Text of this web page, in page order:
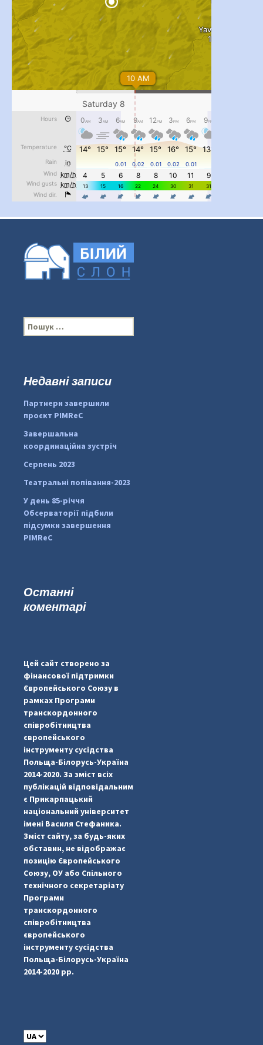
#PipIvanToday...
pimrec_project
#PipIvanToday
pimrec_project
#PipIvanToday
П
о
:Недавні записи
Партнери завершили
проєкт PIMReC
Завершальна
координаційна зустріч
Серпень 2023
Театральні попівання-2023
У день 85-річчя
Обсерваторії підбили
підсумки завершення
PIMReC
Останні
коментарі
Цей сайт створено за
фінансової підтримки
Європейського Союзу в
рамках Програми
транскордонного
співробітництва
європейського
інструменту сусідства
Польща-Білорусь-Україна
2014-2020. За зміст всіх
публікацій відповідальним
є Прикарпацький
національний університет
імені Василя Стефаника.
Зміст сайту, за будь-яких
обставин, не відображає
позицію Європейського
Союзу, ОУ або Спільного
технічного секретаріату
Програми
транскордонного
співробітництва
європейського
інструменту сусідства
Польща-Білорусь-Україна
2014-2020 рр.
C